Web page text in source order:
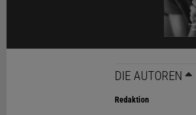
DIE AUTOREN
Redaktion